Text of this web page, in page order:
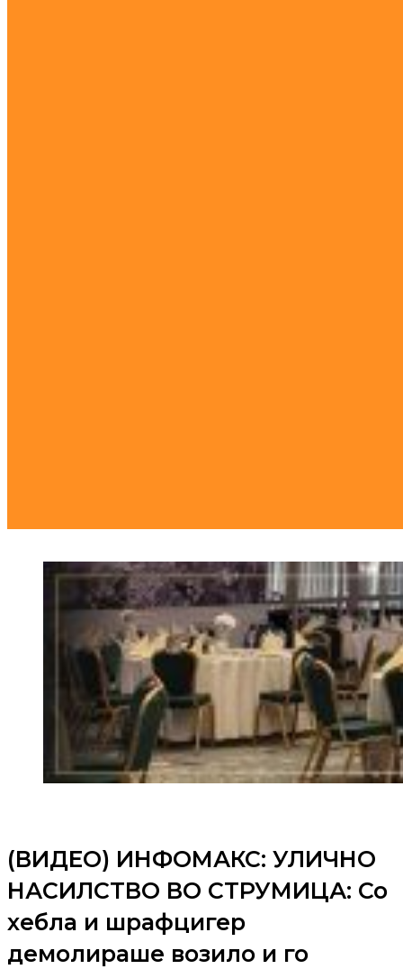
(ВИДЕО) ИНФОМАКС: УЛИЧНО
НАСИЛСТВО ВО СТРУМИЦА: Со
хебла и шрафцигер
демолираше возило и го